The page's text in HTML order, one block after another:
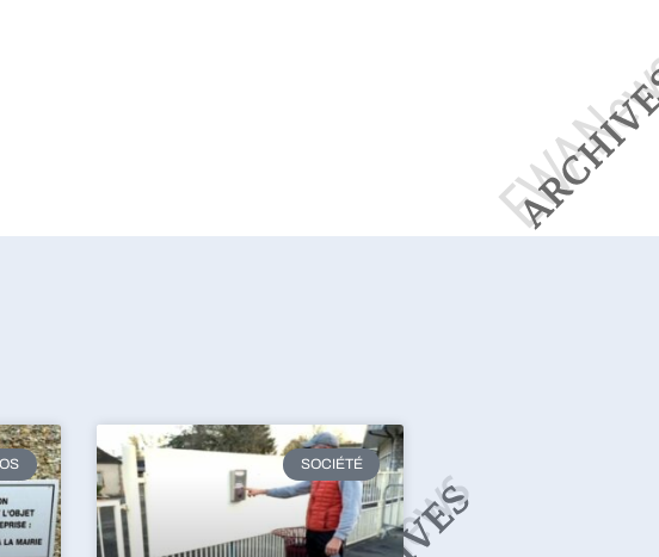
SOCIÉTÉ